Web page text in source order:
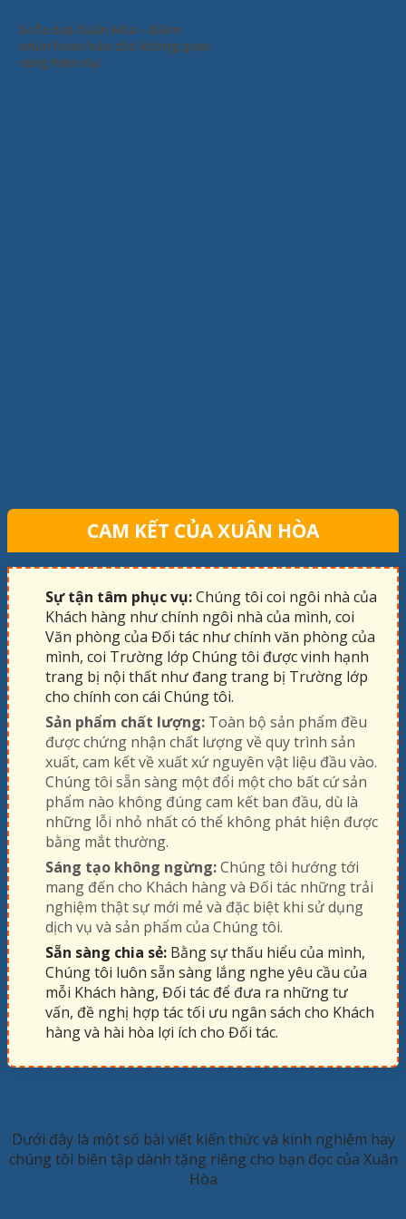
Sofa đẹp Xuân Hòa – Điểm
nhấn hoàn hảo cho không gian
sống hiện đại
CAM KẾT CỦA XUÂN HÒA
Sự tận tâm phục vụ:Chúng tôi coi ngôi nhà của
Khách hàng như chính ngôi nhà của mình, coi
Văn phòng của Đối tác như chính văn phòng của
mình, coi Trường lớp Chúng tôi được vinh hạnh
trang bị nội thất như đang trang bị Trường lớp
cho chính con cái Chúng tôi.
Sản phẩm chất lượng: Toàn bộ sản phẩm đều
được chứng nhận chất lượng về quy trình sản
xuất, cam kết về xuất xứ nguyên vật liệu đầu vào.
Chúng tôi sẵn sàng một đổi một cho bất cứ sản
phẩm nào không đúng cam kết ban đầu, dù là
những lỗi nhỏ nhất có thể không phát hiện được
bằng mắt thường.
Sáng tạo không ngừng:Chúng tôi hướng tới
mang đến cho Khách hàng và Đối tác những trải
nghiệm thật sự mới mẻ và đặc biệt khi sử dụng
dịch vụ và sản phẩm của Chúng tôi.
Sẵn sàng chia sẻ: Bằng sự thấu hiểu của mình,
Chúng tôi luôn sẵn sàng lắng nghe yêu cầu của
mỗi Khách hàng, Đối tác để đưa ra những tư
vấn, đề nghị hợp tác tối ưu ngân sách cho Khách
hàng và hài hòa lợi ích cho Đối tác.
Dưới đây là một số bài viết kiến thức và kinh nghiệm hay
chúng tôi biên tập dành tặng riêng cho bạn đọc của Xuân
Hòa